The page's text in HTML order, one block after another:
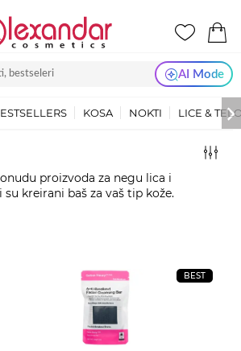
AI Mode
KOSA NOKTI LICE &
proizvoda za negu lica i
kreirani baš za vaš tip kože.
BEST